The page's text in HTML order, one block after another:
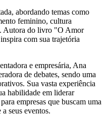
abordando temas como
feminino, cultura
Autora do livro "O Amor
com sua trajetória
e empresária, Ana
de debates, sendo uma
Sua vasta experiência
habilidade em liderar
empresas que buscam uma
seus eventos.